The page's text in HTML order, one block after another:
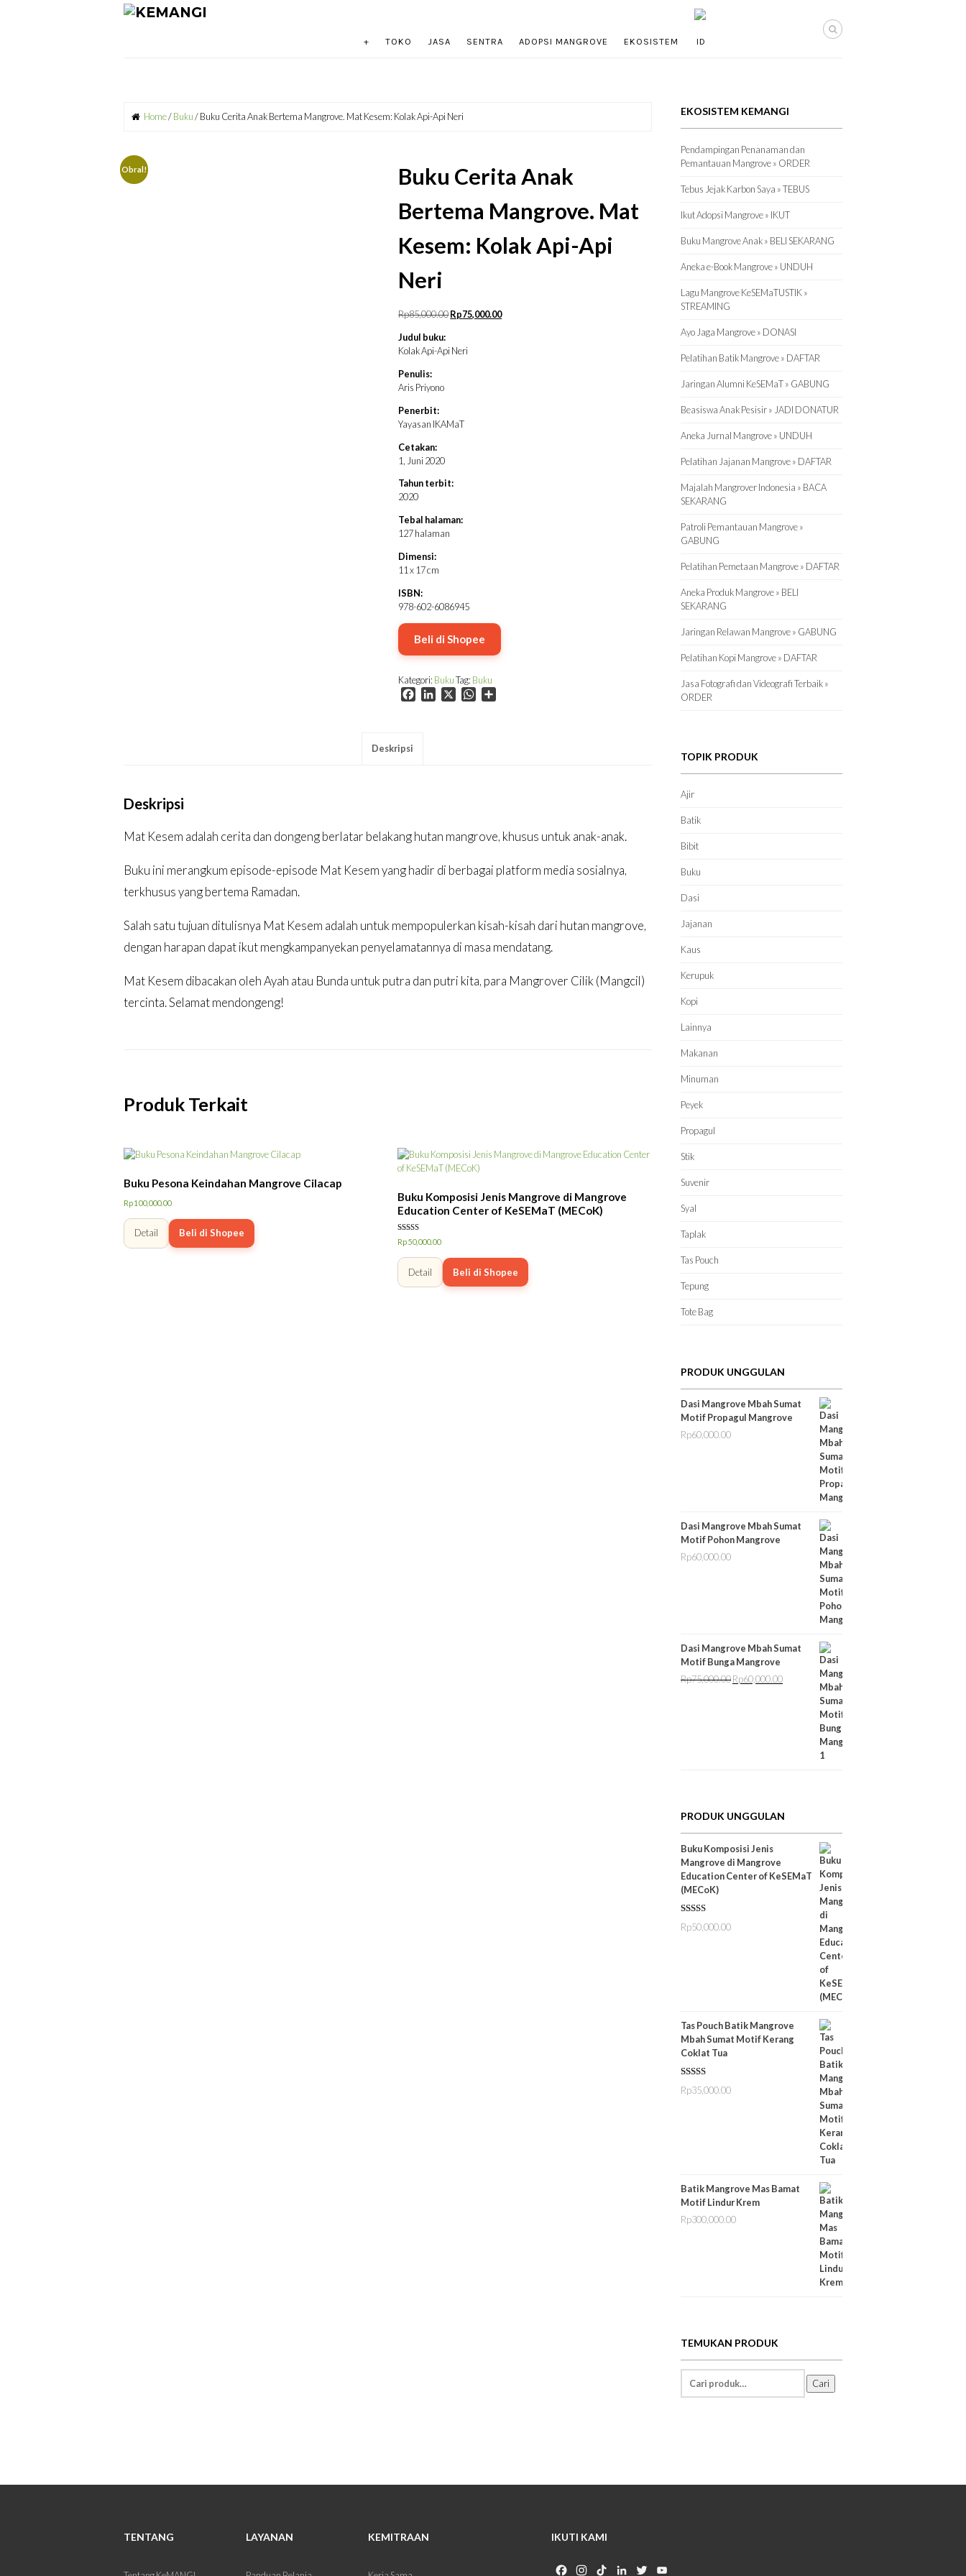
+ TOKO JASA SENTRA ADOPSI MANGROVE EKOSISTEM
Home/Buku/ Buku Cerita Anak Bertema Mangrove. Mat Kesem: Kolak Api-Api Neri
Obral!
Buku Cerita Anak
Bertema Mangrove. Mat
Kesem: Kolak Api-Api
Neri
Rp85,000.00
aslinya
adalah:
Rp85,000.00.
Rp75,000.00
saat
ini
adalah:
Rp75,000.00.
Judul buku:
Kolak Api-Api Neri
Penulis:
Aris Priyono
Penerbit:
Yayasan IKAMaT
Cetakan:
1, Juni 2020
Tahun terbit:
2020
Tebal halaman:
127 halaman
Dimensi:
11 x 17 cm
ISBN:
978-602-6086945
Beli di Shopee
Kategori: Buku Tag: Buku
Facebook
LinkedIn WhatsApp
Deskripsi
Deskripsi
Mat Kesem adalah cerita dan dongeng berlatar belakang hutan mangrove, khusus untuk anak-anak.
Buku ini merangkum episode-episode Mat Kesem yang hadir di berbagai platform media sosialnya,
terkhusus yang bertema Ramadan.
Salah satu tujuan ditulisnya Mat Kesem adalah untuk mempopulerkan kisah-kisah dari hutan mangrove,
dengan harapan dapat ikut mengkampanyekan penyelamatannya di masa mendatang.
Mat Kesem dibacakan oleh Ayah atau Bunda untuk putra dan putri kita, para Mangrover Cilik (Mangcil)
tercinta. Selamat mendongeng!
Produk Terkait
Buku Pesona Keindahan Mangrove Cilacap
Rp100,000.00
Detail Beli di Shopee
Buku Komposisi Jenis Mangrove di Mangrove
Education Center of KeSEMaT (MECoK)
Dinilai
5.00
Rp50,000.00
Detail Beli di Shopee
EKOSISTEM KEMANGI
Pendampingan Penanaman dan
Pemantauan Mangrove » ORDER
Tebus Jejak Karbon Saya » TEBUS
Ikut Adopsi Mangrove » IKUT
Buku Mangrove Anak » BELI SEKARANG
Aneka e-Book Mangrove » UNDUH
Lagu Mangrove KeSEMaTUSTIK »
STREAMING
Ayo Jaga Mangrove » DONASI
Pelatihan Batik Mangrove » DAFTAR
Jaringan Alumni KeSEMaT » GABUNG
Beasiswa Anak Pesisir » JADI DONATUR
Aneka Jurnal Mangrove » UNDUH
Pelatihan Jajanan Mangrove » DAFTAR
Majalah Mangrover Indonesia » BACA
SEKARANG
Patroli Pemantauan Mangrove »
GABUNG
Pelatihan Pemetaan Mangrove » DAFTAR
Aneka Produk Mangrove » BELI
SEKARANG
Jaringan Relawan Mangrove » GABUNG
Pelatihan Kopi Mangrove » DAFTAR
Jasa Fotografi dan Videografi Terbaik »
ORDER
TOPIK PRODUK
Ajir
Batik
Bibit
Buku
Dasi
Jajanan
Kaus
Kerupuk
Kopi
Lainnya
Makanan
Minuman
Peyek
Propagul
Stik
Suvenir
Syal
Taplak
Tas Pouch
Tepung
Tote Bag
PRODUK UNGGULAN
Dasi Mangrove Mbah Sumat
Motif Propagul Mangrove
Rp60,000.00
Dasi Mangrove Mbah Sumat
Motif Pohon Mangrove
Rp60,000.00
Dasi Mangrove Mbah Sumat
Motif Bunga Mangrove
Rp75,000.00Rp60,000.00
PRODUK UNGGULAN
Buku Komposisi Jenis
Mangrove di Mangrove
Education Center of KeSEMaT
(MECoK)
Dinilai5.00
dari 5
Rp50,000.00
Tas Pouch Batik Mangrove
Mbah Sumat Motif Kerang
Coklat Tua
Dinilai5.00
dari 5
Rp35,000.00
Batik Mangrove Mas Bamat
Motif Lindur Krem
Rp300,000.00
TEMUKAN PRODUK
Temukan
Informasi:
Cari
TENTANG LAYANAN KEMITRAAN IKUTI KAMI
Facebook
Instagram
TikTokLinkedInTwitter